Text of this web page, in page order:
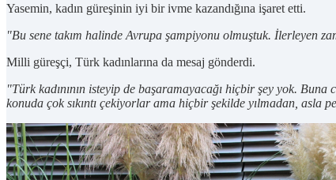
Yasemin, kadın güreşinin iyi bir ivme kazandığına işaret etti.
"Bu sene takım halinde Avrupa şampiyonu olmuştuk. İlerleyen
Milli güreşçi, Türk kadınlarına da mesaj gönderdi.
"Türk kadınının isteyip de başaramayacağı hiçbir şey yok.
konuda çok sıkıntı çekiyorlar ama hiçbir şekilde yılmadan, asla